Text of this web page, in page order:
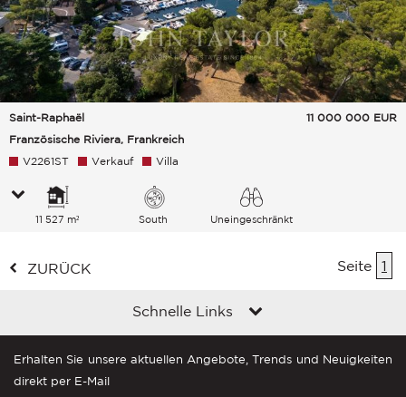
Saint-Raphaël
Französische Riviera, Frankreich
11 000 000 EUR
V2261ST Verkauf Villa
11 527 m² South
Uneingeschränkt
ZURÜCK Seite 1
Schnelle Links
Erhalten Sie unsere aktuellen Angebote, Trends und Neuigkeiten
direkt per E-Mail